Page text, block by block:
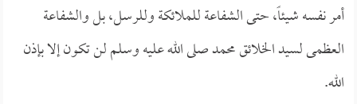
أمر نفسه شيئاً، حتى الشفاعة للملائكة وللرسل، بل والشفاعة
العظمى لسيد الخلائق محمد صلى الله عليه وسلم لن تكون إلا بإذن
الله.